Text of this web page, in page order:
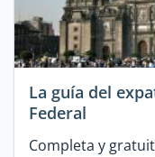
La guía del
Federal
Completa y